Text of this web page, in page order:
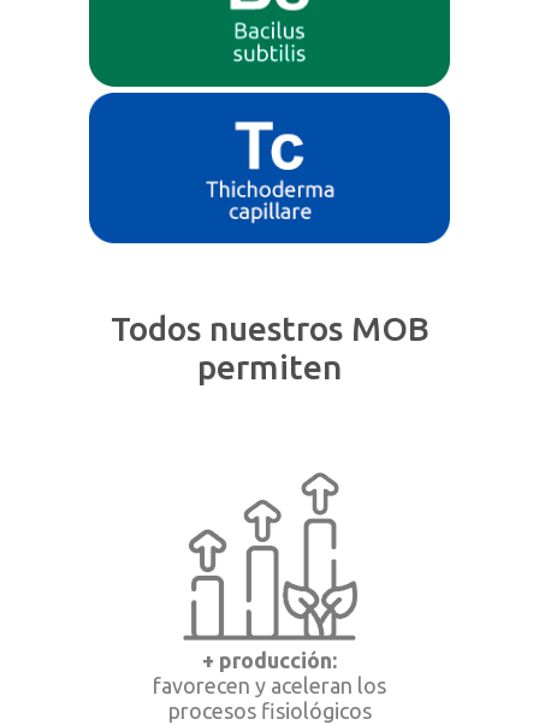
Todos nuestros MOB
permiten
+ producción:
favorecen y aceleran los
procesos fisiológicos